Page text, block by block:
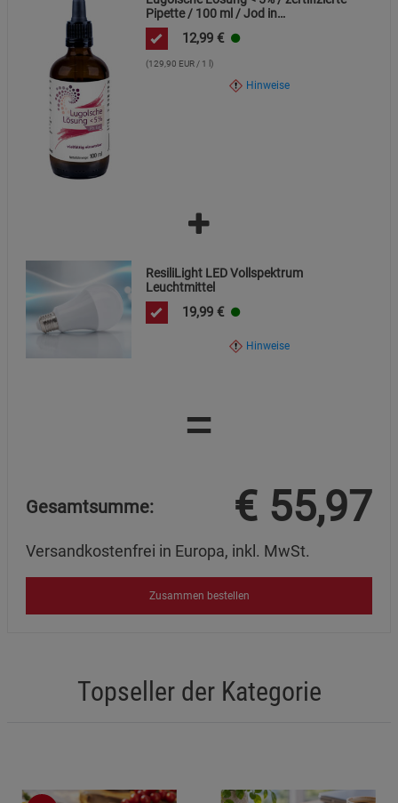
Pipette / 100 ml / Jod in
Premiumqualität
12,99 €
(129,90 EUR / 1 l)
Hinweise
ResiliLight LED Vollspektrum
Leuchtmittel
19,99 €
Hinweise
=
Gesamtsumme: € 55,97
Versandkostenfrei in Europa, inkl. MwSt.
Zusammen bestellen
Topseller der Kategorie
Cookie-Informationen
Statistik Cookies (2)
Beschreibung Statistik Cookies
Beschreibung Marketing Cookies
Datenschutzerklärung